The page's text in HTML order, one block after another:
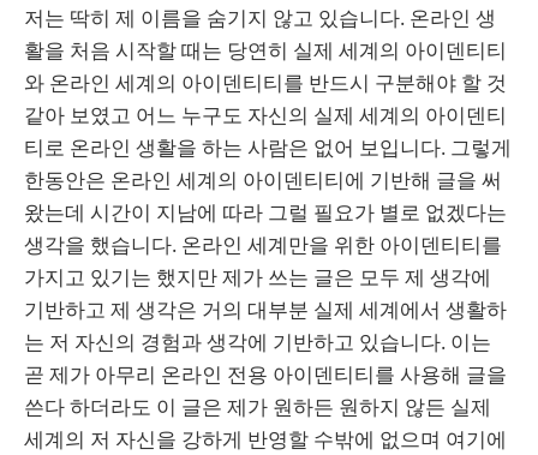
저는 딱히 제 이름을 숨기지 않고 있습니다. 온라인 생
활을 처음 시작할 때는 당연히 실제 세계의 아이덴티티
와 온라인 세계의 아이덴티티를 반드시 구분해야 할 것
같아 보였고 어느 누구도 자신의 실제 세계의 아이덴티
티로 온라인 생활을 하는 사람은 없어 보입니다. 그렇게
한동안은 온라인 세계의 아이덴티티에 기반해 글을 써
왔는데 시간이 지남에 따라 그럴 필요가 별로 없겠다는
생각을 했습니다. 온라인 세계만을 위한 아이덴티티를
가지고 있기는 했지만 제가 쓰는 글은 모두 제 생각에
기반하고 제 생각은 거의 대부분 실제 세계에서 생활하
는 저 자신의 경험과 생각에 기반하고 있습니다. 이는
곧 제가 아무리 온라인 전용 아이덴티티를 사용해 글을
쓴다 하더라도 이 글은 제가 원하든 원하지 않든 실제
세계의 저 자신을 강하게 반영할 수밖에 없으며 여기에